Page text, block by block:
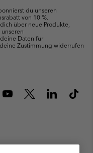
du unseren
von 10 %.
über neue Produkte,
Daten für
Zustimmung widerrufen